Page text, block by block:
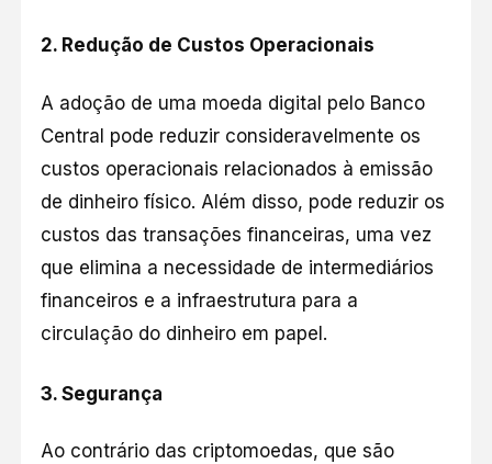
2. Redução de Custos Operacionais
A adoção de uma moeda digital pelo Banco
Central pode reduzir consideravelmente os
custos operacionais relacionados à emissão
de dinheiro físico. Além disso, pode reduzir os
custos das transações financeiras, uma vez
que elimina a necessidade de intermediários
financeiros e a infraestrutura para a
circulação do dinheiro em papel.
3. Segurança
Ao contrário das criptomoedas, que são